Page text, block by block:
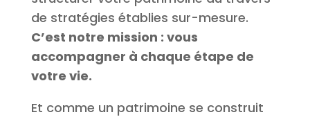
de stratégies établies sur-mesure.
C’est notre mission : vous
accompagner à chaque étape de
votre vie.
Et comme un patrimoine se construit